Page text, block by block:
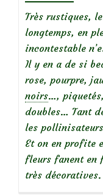
Très rustiques,
longtemps, en
incontestable
Il y en a de si
rose, pourpre,
noirs…,
doubles… Tant
les
Et on en profite
fleurs fanent en
très décoratives.